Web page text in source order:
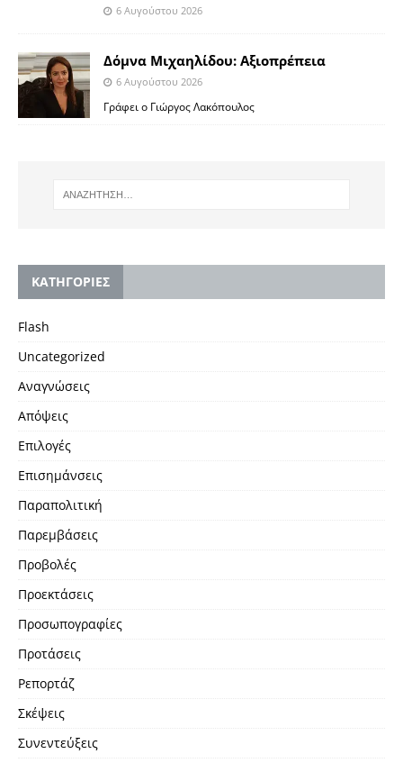
6 Αυγούστου 2026
Δόμνα Μιχαηλίδου: Αξιοπρέπεια
6 Αυγούστου 2026
Γράφει ο Γιώργος Λακόπουλος
KΑΤΗΓΟΡΙΕΣ
Flash
Uncategorized
Αναγνώσεις
Απόψεις
Επιλογές
Επισημάνσεις
Παραπολιτική
Παρεμβάσεις
Προβολές
Προεκτάσεις
Προσωπογραφίες
Προτάσεις
Ρεπορτάζ
Σκέψεις
Συνεντεύξεις